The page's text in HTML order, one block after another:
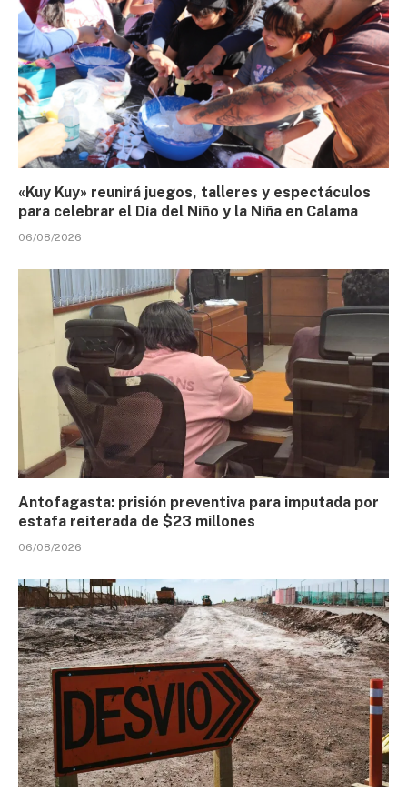
«Kuy Kuy» reunirá juegos, talleres y espectáculos
para celebrar el Día del Niño y la Niña en Calama
06/08/2026
Antofagasta: prisión preventiva para imputada por
estafa reiterada de $23 millones
06/08/2026